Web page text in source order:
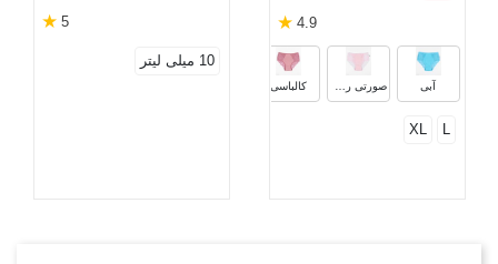
4.9
★
آبی صورتی روشن کالباسی
سفید خاکستری
L
XL
5
★
10 میلی لیتر